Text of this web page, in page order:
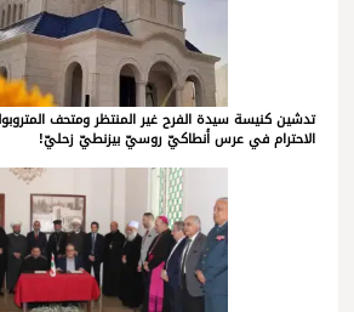
تدشين كنيسة سيدة الفرح غير المنتظر ومتحف
الاحترام في عرس أنطاكيّ روسيّ بيزنطيّ زحليّ!